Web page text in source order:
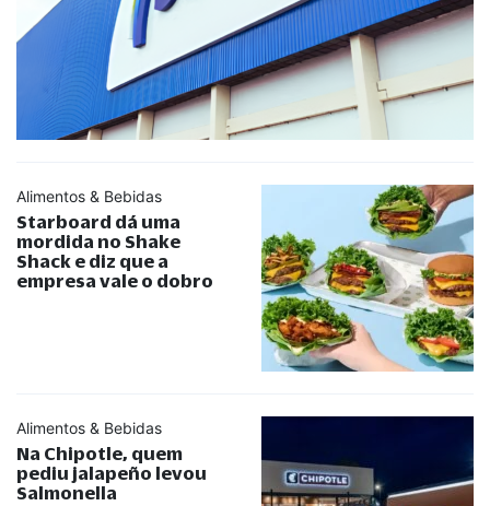
Alimentos & Bebidas
Starboard dá uma
mordida no Shake
Shack e diz que a
empresa vale o dobro
Alimentos & Bebidas
Na Chipotle, quem
pediu jalapeño levou
Salmonella